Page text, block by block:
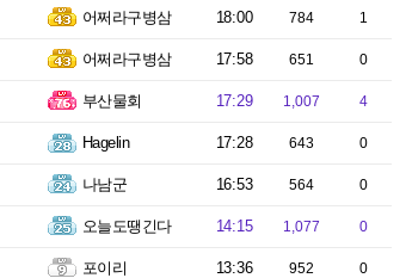
어쩌라구병삼 18:00 784 1
어쩌라구병삼 17:58 651 0
부산물회 17:29 1,007 4
Hagelin 17:28 643 0
나남군 16:53 564 0
오늘도땡긴다 14:15 1,077 0
포이리 13:36 952 0